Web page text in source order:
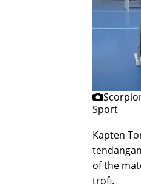
Sport
Kapten
of the
trofi.